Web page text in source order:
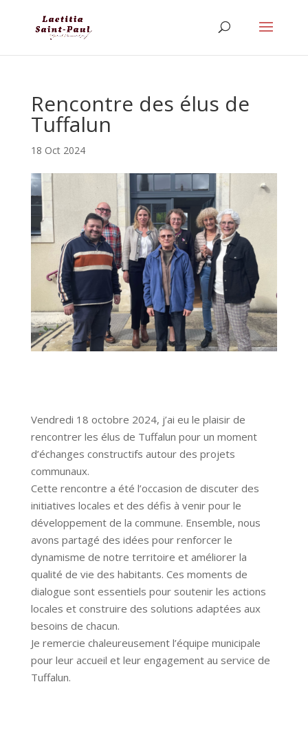
Rencontre des élus de
Tuffalun
18 Oct 2024
Vendredi 18 octobre 2024, j’ai eu le plaisir de
rencontrer les élus de Tuffalun pour un moment
d’échanges constructifs autour des projets
communaux.
Cette rencontre a été l’occasion de discuter des
initiatives locales et des défis à venir pour le
développement de la commune. Ensemble, nous
avons partagé des idées pour renforcer le
dynamisme de notre territoire et améliorer la
qualité de vie des habitants. Ces moments de
dialogue sont essentiels pour soutenir les actions
locales et construire des solutions adaptées aux
besoins de chacun.
Je remercie chaleureusement l’équipe municipale
pour leur accueil et leur engagement au service de
Tuffalun.